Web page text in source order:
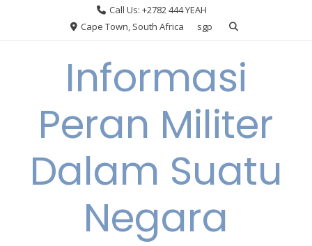
Call Us: +2782 444 YEAH
Cape Town, South Africa
sgp
Informasi
Peran Militer
Dalam Suatu
Negara